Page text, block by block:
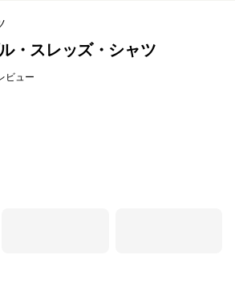
・スレッズ・シャツ
ビュー